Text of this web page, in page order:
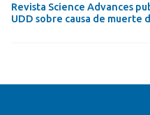
Revista Science Advances
UDD sobre causa de muerte